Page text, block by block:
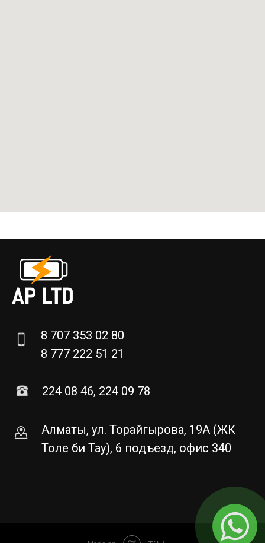
8 707 353 02 80
8 777 222 51 21
224 08 46, 224 09 78
Алматы, ул. Торайгырова, 19А (ЖК
Толе би Тау), 6 подъезд, офис 340